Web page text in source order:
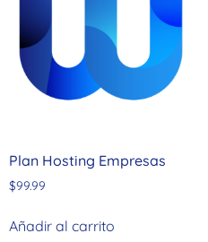
Plan Hosting Empresas
$99.99
Añadir al carrito